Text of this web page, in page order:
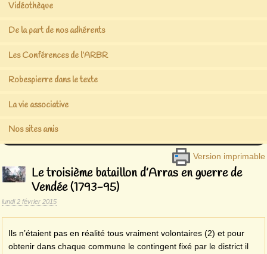
Vidéothèque
De la part de nos adhérents
Les Conférences de l’ARBR
Robespierre dans le texte
La vie associative
Nos sites amis
Version imprimable
Le troisième bataillon d’Arras en guerre de
Vendée (1793-95)
lundi 2 février 2015
Ils n’étaient pas en réalité tous vraiment volontaires (2) et pour
obtenir dans chaque commune le contingent fixé par le district il